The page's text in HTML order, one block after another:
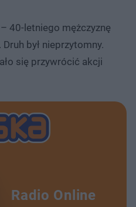
40-letniego mężczyznę
był nieprzytomny.
się przywrócić akcji
Radio Online